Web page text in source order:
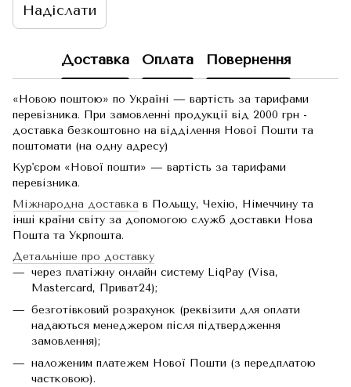
Надіслати
Доставка Оплата Повернення
«Новою поштою» по Україні — вартість за тарифами
перевізника. При замовленні продукції від 2000 грн -
доставка безкоштовно на відділення Нової Пошти та
поштомати (на одну адресу)
Кур'єром «Нової пошти» — вартість за тарифами
перевізника.
Міжнародна доставка в Польщу, Чехію, Німеччину та
інші країни світу за допомогою служб доставки Нова
Пошта та Укрпошта.
Детальніше про доставку
через платіжну онлайн систему LiqPay (Visa,
Mastercard, Приват24);
безготівковий розрахунок (реквізити для оплати
надаються менеджером після підтвердження
замовлення);
наложеним платежем Нової Пошти (з передплатою
частковою).